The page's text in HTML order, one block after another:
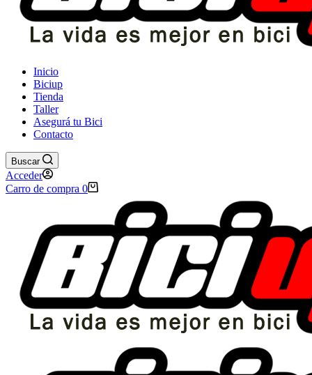
Inicio
Biciup
Tienda
Taller
Asegurá tu Bici
Contacto
Buscar
Acceder
Carro de compra 0